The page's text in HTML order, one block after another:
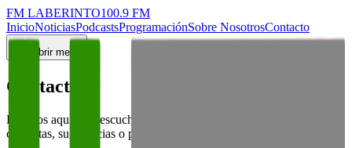
FM LABERINTO100.9 FM
InicioNoticiasPodcastsProgramaciónSobre NosotrosContacto
Abrir menú
Contacto
Estamos aquí para escucharte. Comunícate con nosotros para
consultas, sugerencias o publicidades.